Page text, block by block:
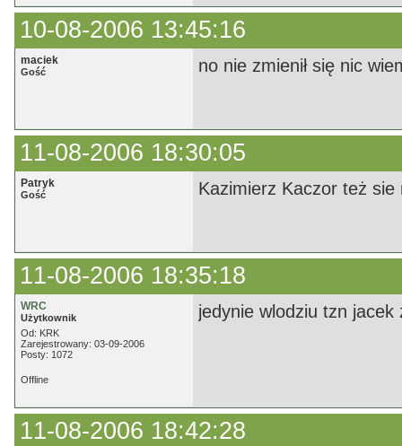
10-08-2006 13:45:16
maciek
Gość no nie zmienił się nic
11-08-2006 18:30:05
Patryk
Gość Kazimierz Kaczor też sie
11-08-2006 18:35:18
WRC
Użytkownik
Od: KRK
Zarejestrowany: 03-09-2006
Posty: 1072
jedynie wlodziu tzn
Offline
11-08-2006 18:42:28